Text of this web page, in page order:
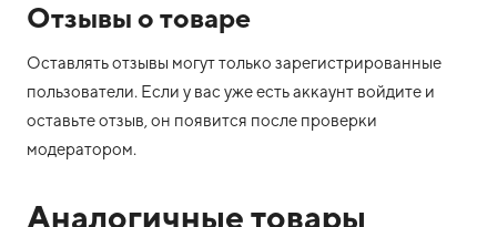
Отзывы о товаре
Оставлять отзывы могут только зарегистрированные
пользователи. Если у вас уже есть аккаунт войдите и
оставьте отзыв, он появится после проверки
модератором.
Аналогичные товары